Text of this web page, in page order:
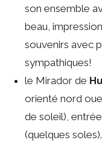
son ensemble
beau,
souvenirs avec
sympathiques!
le Mirador de
orienté nord
de soleil),
(quelques